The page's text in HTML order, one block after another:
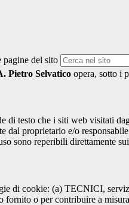
pagine del sito
Pietro Selvatico opera, sotto i
di testo che i siti web visitati
dal proprietario e/o
sono reperibili direttamente
di cookie: (a) TECNICI,
fornito o per contribuire a